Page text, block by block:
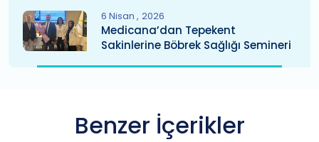
6 Nisan 2026
Medicana’dan Tepekent
Sakinlerine Böbrek Sağlığı Semineri
Benzer İçerikler